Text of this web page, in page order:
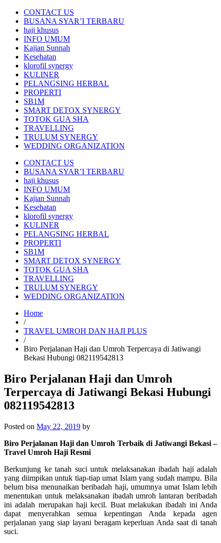
CONTACT US
BUSANA SYAR’I TERBARU
haji khusus
INFO UMUM
Kajian Sunnah
Kesehatan
klorofil synergy
KULINER
PELANGSING HERBAL
PROPERTI
SB1M
SMART DETOX SYNERGY
TOTOK GUA SHA
TRAVELLING
TRULUM SYNERGY
WEDDING ORGANIZATION
CONTACT US
BUSANA SYAR’I TERBARU
haji khusus
INFO UMUM
Kajian Sunnah
Kesehatan
klorofil synergy
KULINER
PELANGSING HERBAL
PROPERTI
SB1M
SMART DETOX SYNERGY
TOTOK GUA SHA
TRAVELLING
TRULUM SYNERGY
WEDDING ORGANIZATION
Home
/
TRAVEL UMROH DAN HAJI PLUS
/
Biro Perjalanan Haji dan Umroh Terpercaya di Jatiwangi
Bekasi Hubungi 082119542813
Biro Perjalanan Haji dan Umroh
Terpercaya di Jatiwangi Bekasi Hubungi
082119542813
Posted on May 22, 2019 by
Biro Perjalanan Haji dan Umroh Terbaik di Jatiwangi Bekasi –
Travel Umroh Haji Resmi
Berkunjung ke tanah suci untuk melaksanakan ibadah haji adalah
yang diimpikan untuk tiap-tiap umat Islam yang sudah mampu. Bila
belum bisa menunaikan beribadah haji, umumnya umat Islam lebih
menentukan untuk melaksanakan ibadah umroh lantaran beribadah
ini adalah merupakan haji kecil. Buat melakukan ibadah ini Anda
dapat menyerahkan semua kepentingan Anda kepada agen
perjalanan yang siap layani beragam keperluan Anda saat di tanah
suci.